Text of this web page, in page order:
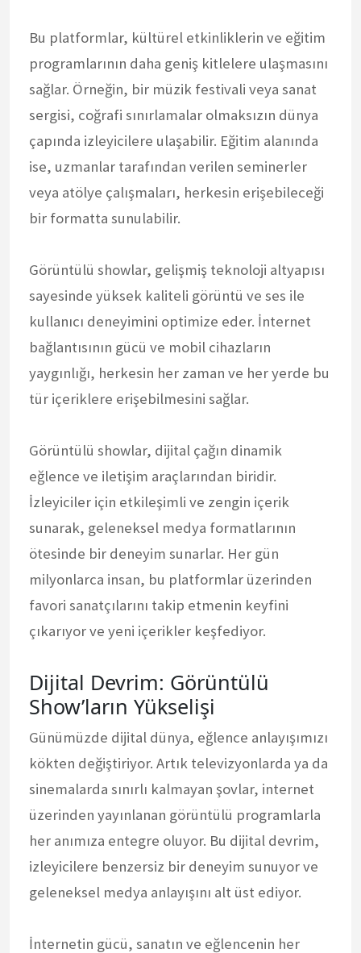
Bu platformlar, kültürel etkinliklerin ve eğitim
programlarının daha geniş kitlelere ulaşmasını
sağlar. Örneğin, bir müzik festivali veya sanat
sergisi, coğrafi sınırlamalar olmaksızın dünya
çapında izleyicilere ulaşabilir. Eğitim alanında
ise, uzmanlar tarafından verilen seminerler
veya atölye çalışmaları, herkesin erişebileceği
bir formatta sunulabilir.
Görüntülü showlar, gelişmiş teknoloji altyapısı
sayesinde yüksek kaliteli görüntü ve ses ile
kullanıcı deneyimini optimize eder. İnternet
bağlantısının gücü ve mobil cihazların
yaygınlığı, herkesin her zaman ve her yerde bu
tür içeriklere erişebilmesini sağlar.
Görüntülü showlar, dijital çağın dinamik
eğlence ve iletişim araçlarından biridir.
İzleyiciler için etkileşimli ve zengin içerik
sunarak, geleneksel medya formatlarının
ötesinde bir deneyim sunarlar. Her gün
milyonlarca insan, bu platformlar üzerinden
favori sanatçılarını takip etmenin keyfini
çıkarıyor ve yeni içerikler keşfediyor.
Dijital Devrim: Görüntülü
Show’ların Yükselişi
Günümüzde dijital dünya, eğlence anlayışımızı
kökten değiştiriyor. Artık televizyonlarda ya da
sinemalarda sınırlı kalmayan şovlar, internet
üzerinden yayınlanan görüntülü programlarla
her anımıza entegre oluyor. Bu dijital devrim,
izleyicilere benzersiz bir deneyim sunuyor ve
geleneksel medya anlayışını alt üst ediyor.
İnternetin gücü, sanatın ve eğlencenin her